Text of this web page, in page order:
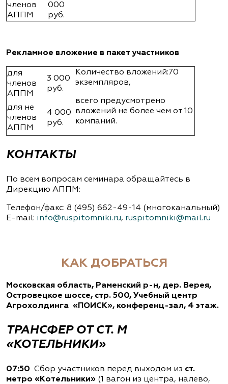
членов
АППМ
000
руб.
Рекламное вложение в пакет участников
для
членов
АППМ
3 000
руб.
Количество вложений:70
экземпляров,
всего предусмотрено
вложений не более чем от 10
компаний.
для не
членов
АППМ
4 000
руб.
КОНТАКТЫ
По всем вопросам семинара обращайтесь в
Дирекцию АППМ:
Телефон/факс: 8 (495) 662-49-14 (многоканальный)
Е-mail: info@ruspitomniki.ru, ruspitomniki@mail.ru
КАК ДОБРАТЬСЯ
Московская область, Раменский р-н, дер. Верея,
Островецкое шоссе, стр. 500, Учебный центр
Агрохолдинга «ПОИСК», конференц-зал, 4 этаж.
ТРАНСФЕР ОТ СТ. М
«КОТЕЛЬНИКИ»
07:50 Сбор участников перед выходом из ст.
метро «Котельники» (1 вагон из центра, налево,